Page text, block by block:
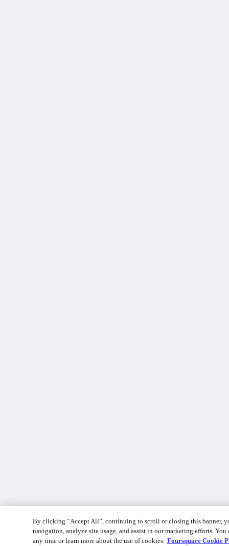
By clicking “Accept All”, continuing to scroll or closing this banner,
navigation, analyze site usage, and assist in our marketing efforts.
any time or learn more about the use of cookies. Foursquare Cookie